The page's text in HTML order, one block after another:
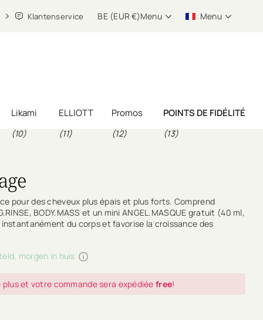
Klantenservice BE (EUR €)Menu Menu
Likami
(10)
ELLIOTT
(11)
Promos
(12)
POINTS DE FIDÉLITÉ
(13)
pour des cheveux plus épais et plus forts. Comprend
BODY.MASS et un mini ANGEL.MASQUE gratuit (40 ml,
instantanément du corps et favorise la croissance des
morgen in huis
plus et votre commande sera expédiéefree!